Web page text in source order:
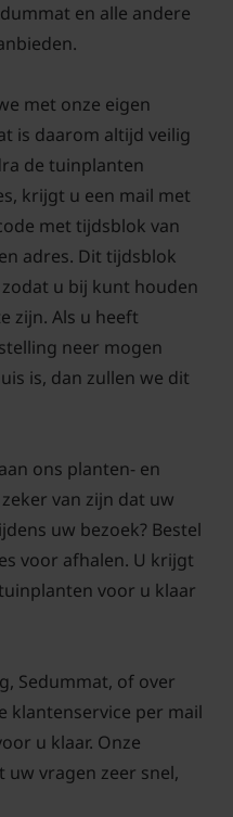
rondom kunt u een
de met grind
3 centimeter
gelijkmatig aan over
voorkomen dat de
bak halen en strak
goed water
en alle andere
met onze eigen
is daarom altijd veilig
de tuinplanten
krijgt u een mail met
met tijdsblok van
adres. Dit tijdsblok
u bij kunt houden
zijn. Als u heeft
neer mogen
is, dan zullen we dit
ons planten- en
van zijn dat uw
uw bezoek? Bestel
voor afhalen. U krijgt
voor u klaar
Sedummat, of over
klantenservice per mail
u klaar. Onze
vragen zeer snel,